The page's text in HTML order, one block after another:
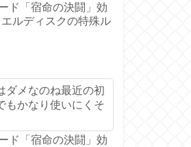
ド「宿命の決闘」効
ルディスクの特殊ル
ダメなのね最近の初
もかなり使いにくそ
ド「宿命の決闘」効